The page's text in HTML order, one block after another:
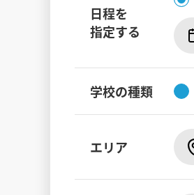
日程を
指定する
学校の種類
エリア